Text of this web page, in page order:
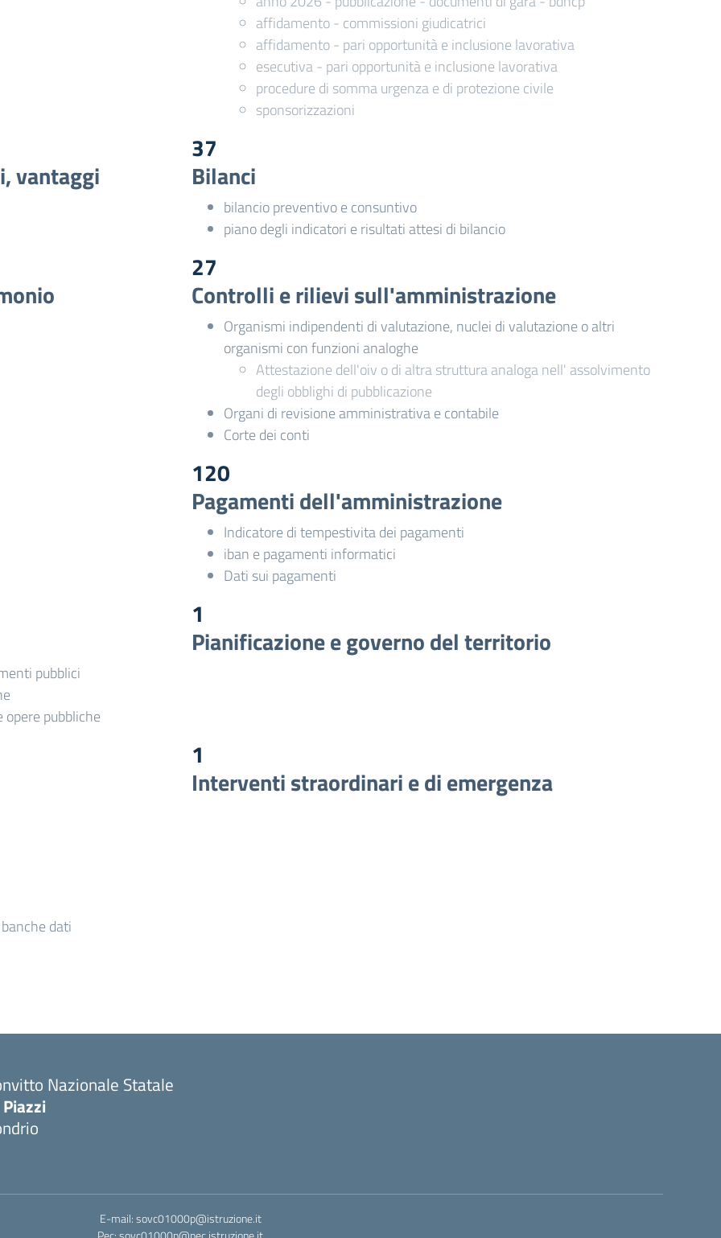
affidamento - commissioni giudicatrici
affidamento - pari opportunità e inclusione lavorativa
esecutiva - pari opportunità e inclusione lavorativa
procedure di somma urgenza e di protezione civile
sponsorizzazioni
vantaggi
37
Bilanci
bilancio preventivo e consuntivo
piano degli indicatori e risultati attesi di bilancio
27
Controlli e rilievi sull'amministrazione
Organismi indipendenti di valutazione, nuclei di valutazione o altri
organismi con funzioni analoghe
Attestazione dell'oiv o di altra struttura analoga nell' assolvimento
degli obblighi di pubblicazione
Organi di revisione amministrativa e contabile
Corte dei conti
120
Pagamenti dell'amministrazione
Indicatore di tempestivita dei pagamenti
iban e pagamenti informatici
Dati sui pagamenti
pubblici
opere pubbliche
1
Pianificazione e governo del territorio
1
Interventi straordinari e di emergenza
dati
Nazionale Statale
Piazzi
E-mail: sovc01000p@istruzione.it